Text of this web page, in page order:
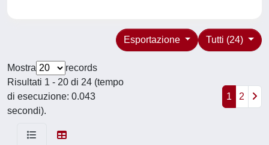
Tutti (24)
Esportazione
Mostra
records
Risultati 1 - 20 di 24 (tempo
di esecuzione: 0.043
secondi).
1 2